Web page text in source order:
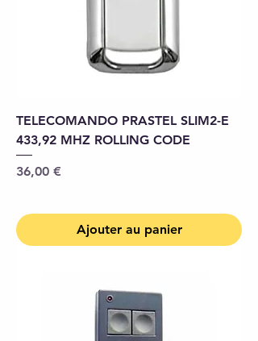
TELECOMANDO PRASTEL SLIM2-E
433,92 MHZ ROLLING CODE
Prix
36,00 €
Ajouter au panier